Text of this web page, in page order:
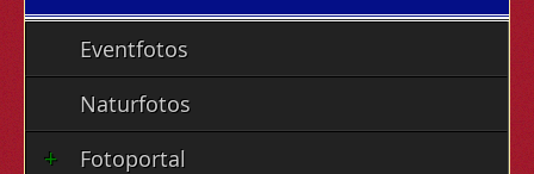
Eventfotos
Naturfotos
Fotoportal